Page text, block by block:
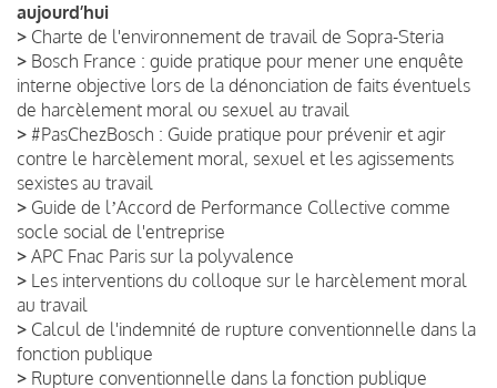
aujourd’hui
> Charte de l'environnement de travail de Sopra-Steria
> Bosch France : guide pratique pour mener une enquête
interne objective lors de la dénonciation de faits éventuels
de harcèlement moral ou sexuel au travail
> #PasChezBosch : Guide pratique pour prévenir et agir
contre le harcèlement moral, sexuel et les agissements
sexistes au travail
> Guide de lʼAccord de Performance Collective comme
socle social de l'entreprise
> APC Fnac Paris sur la polyvalence
> Les interventions du colloque sur le harcèlement moral
au travail
> Calcul de l'indemnité de rupture conventionnelle dans la
fonction publique
> Rupture conventionnelle dans la fonction publique